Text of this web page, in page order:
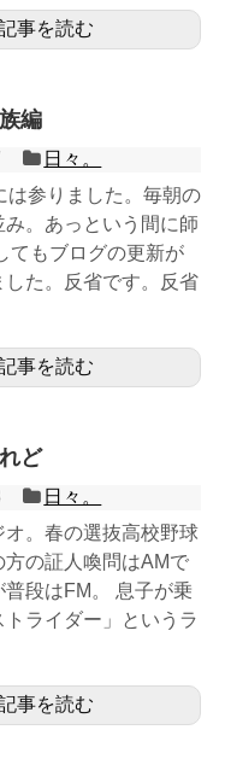
事を読む
編
日々。
は参りました。毎朝の
み。あっという間に師
てもブログの更新が
した。反省です。反省
事を読む
ど
日々。
オ。春の選抜高校野球
方の証人喚問はAMで
段はFM。 息子が乗
トライダー」というラ
事を読む